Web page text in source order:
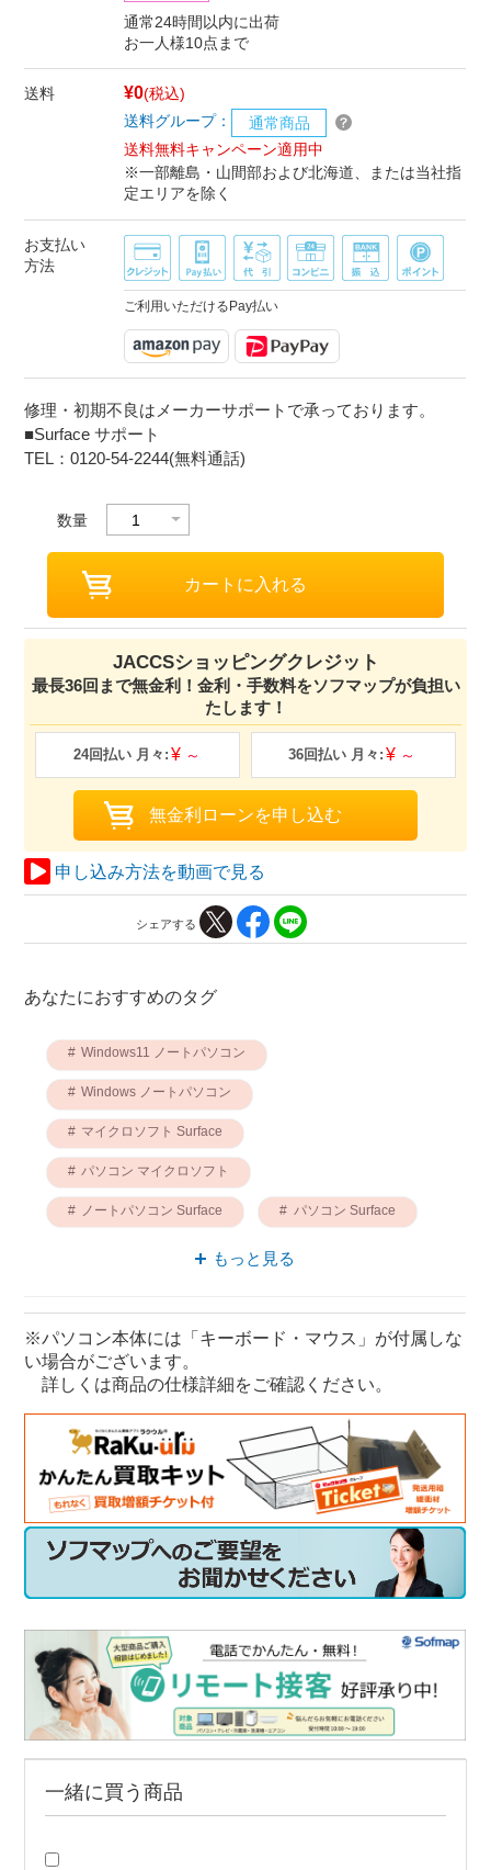
通常24時間以内に出荷
お一人様10点まで
送料 ¥0(税込)
送料グループ：
通常商品
送料無料キャンペーン適用中
※一部離島・山間部および北海道、または当社指
定エリアを除く
お支払い
方法
ご利用いただけるPay払い
修理・初期不良はメーカーサポートで承っております。
■Surface サポート
TEL：0120-54-2244(無料通話)
数量
JACCSショッピングクレジット
最長36回まで無金利！金利・手数料をソフマップが負担い
たします！
申し込み方法を動画で見る
シェアする
あなたにおすすめのタグ
Windows11 ノートパソコン
Windows ノートパソコン
マイクロソフト Surface
パソコン マイクロソフト
ノートパソコン Surface パソコン Surface
ノートパソコン マイクロソフト
Surface Windows11
Snapdragon X Plus ノートパソコン
もっと見る
※パソコン本体には「キーボード・マウス」が付属しな
い場合がございます。
詳しくは商品の仕様詳細をご確認ください。
一緒に買う商品